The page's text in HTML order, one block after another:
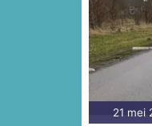
21 mei